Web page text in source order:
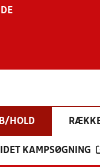
HOLD
KAMPSØGNING